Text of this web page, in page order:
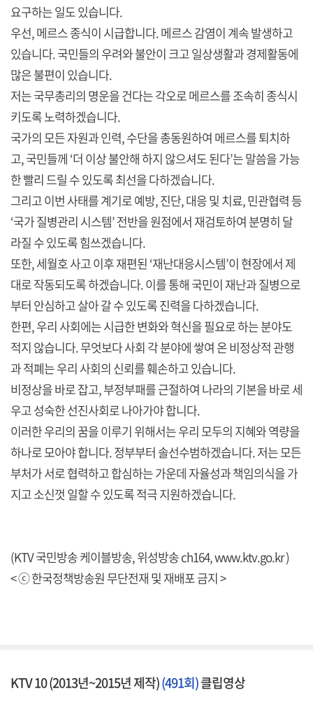
요구하는 일도 있습니다.
우선, 메르스 종식이 시급합니다. 메르스 감염이 계속 발생하고
있습니다. 국민들의 우려와 불안이 크고 일상생활과 경제활동에
많은 불편이 있습니다.
저는 국무총리의 명운을 건다는 각오로 메르스를 조속히 종식시
키도록 노력하겠습니다.
국가의 모든 자원과 인력, 수단을 총동원하여 메르스를 퇴치하
고, 국민들께 ‘더 이상 불안해 하지 않으셔도 된다’는 말씀을 가능
한 빨리 드릴 수 있도록 최선을 다하겠습니다.
그리고 이번 사태를 계기로 예방, 진단, 대응 및 치료, 민관협력 등
‘국가 질병관리 시스템’ 전반을 원점에서 재검토하여 분명히 달
라질 수 있도록 힘쓰겠습니다.
또한, 세월호 사고 이후 재편된 ‘재난대응시스템’이 현장에서 제
대로 작동되도록 하겠습니다. 이를 통해 국민이 재난과 질병으로
부터 안심하고 살아 갈 수 있도록 진력을 다하겠습니다.
한편, 우리 사회에는 시급한 변화와 혁신을 필요로 하는 분야도
적지 않습니다. 무엇보다 사회 각 분야에 쌓여 온 비정상적 관행
과 적폐는 우리 사회의 신뢰를 훼손하고 있습니다.
비정상을 바로 잡고, 부정부패를 근절하여 나라의 기본을 바로 세
우고 성숙한 선진사회로 나아가야 합니다.
이러한 우리의 꿈을 이루기 위해서는 우리 모두의 지혜와 역량을
하나로 모아야 합니다. 정부부터 솔선수범하겠습니다. 저는 모든
부처가 서로 협력하고 합심하는 가운데 자율성과 책임의식을 가
지고 소신껏 일할 수 있도록 적극 지원하겠습니다.
(KTV 국민방송 케이블방송, 위성방송 ch164, www.ktv.go.kr )
< ⓒ 한국정책방송원 무단전재 및 재배포 금지 >
KTV 10 (2013년~2015년 제작)(491회)클립영상